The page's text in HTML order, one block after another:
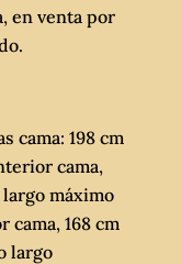
en venta por
cama: 198 cm
cama,
largo máximo
cama, 168 cm
largo